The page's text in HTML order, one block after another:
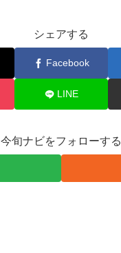
シェアする
Facebook
LINE
今旬ナビをフォローする